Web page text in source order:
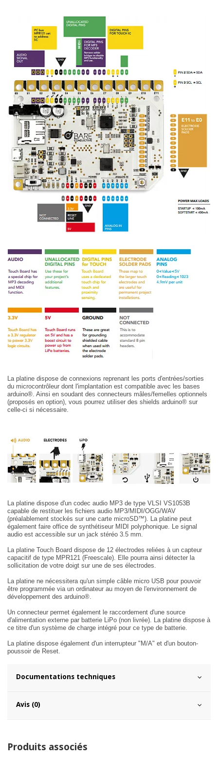
La platine dispose de connexions reprenant les ports d'entrées/sorties
du microcontrôleur dont l'implantation est compatible avec les bases
arduino® . Ainsi en soudant des connecteurs mâles/femelles optionnels
(proposés en option), vous pourrez utiliser des shields arduino® sur
celle-ci si nécessaire.
La platine dispose d'un codec audio MP3 de type VLSI VS1053B
capable de restituer les fichiers audio MP3/MIDI/OGG/WAV
(préalablement stockés sur une carte microSD™). La platine peut
également faire office de synthétiseur MIDI polyphonique. Le signal
audio est accessible sur un jack stéréo 3.5 mm.
La platine Touch Board dispose de 12 électrodes reliées à un capteur
capacitif de type MPR121 (Freescale). Elle pourra ainsi détecter la
sollicitation de votre doigt sur une de ses électrodes.
La platine ne nécessitera qu'un simple câble micro USB pour pouvoir
être programmée via un ordinateur au moyen de l'environnement de
développement des arduino®.
Un connecteur permet également le raccordement d'une source
d'alimentation externe par batterie LiPo (non livrée). La platine dispose à
ce titre d'un système de charge intégré pour ce type de batterie.
La platine dispose également d'un interrupteur "M/A" et d'un bouton-
poussoir de Reset.
Documentations techniques
Avis (0)
Produits associés